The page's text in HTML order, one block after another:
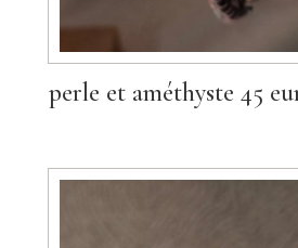
perle et améthyste 45